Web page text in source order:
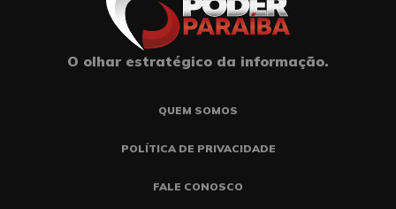
O olhar estratégico da informação.
QUEM SOMOS
POLÍTICA DE PRIVACIDADE
FALE CONOSCO